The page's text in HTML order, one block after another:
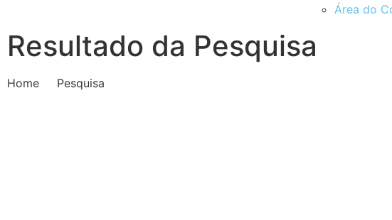
Área do
Resultado da Pesquisa
Home Pesquisa